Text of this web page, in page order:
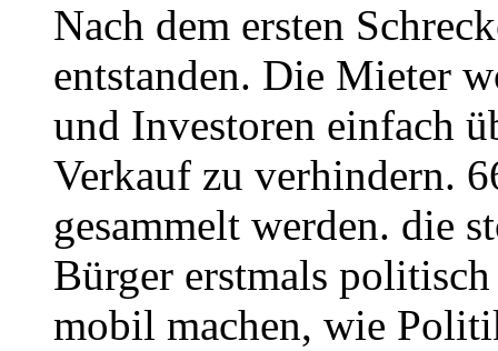
Nach dem ersten
entstanden. Die Mieter
und Investoren einfach
Verkauf zu verhindern.
gesammelt werden. die
Bürger erstmals
mobil machen, wie